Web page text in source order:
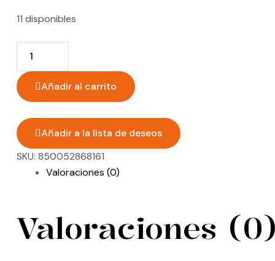
11 disponibles
Añadir al carrito
Añadir a la lista de deseos
SKU: 850052868161
Valoraciones (0)
Valoraciones